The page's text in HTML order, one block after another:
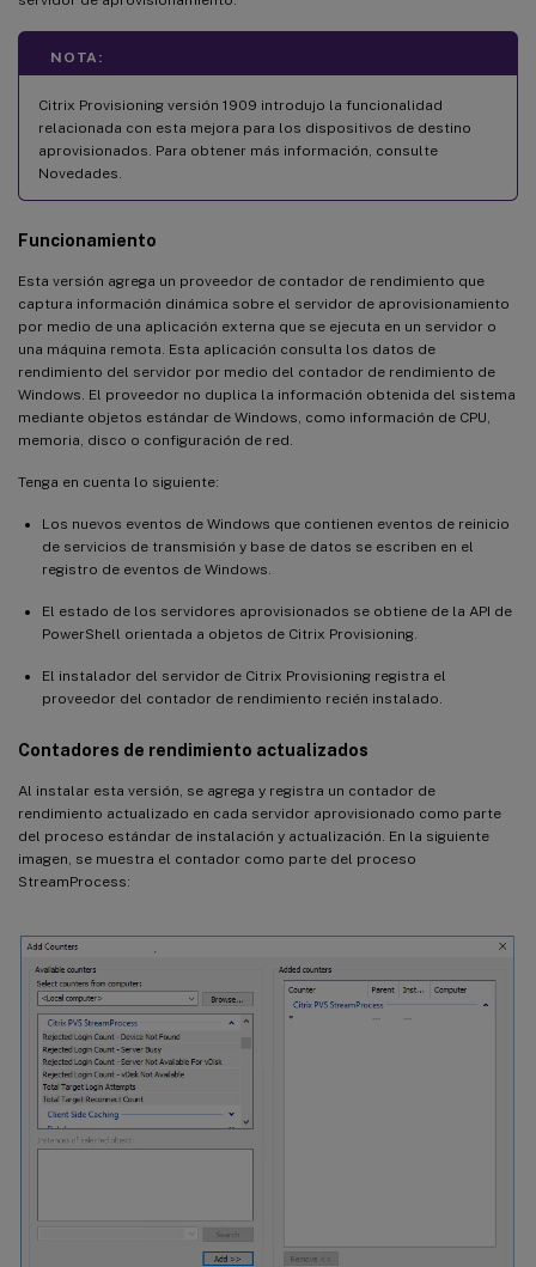
NOTA:
Citrix Provisioning versión 1909 introdujo la funcionalidad
relacionada con esta mejora para los dispositivos de destino
aprovisionados. Para obtener más información, consulte
Novedades.
Funcionamiento
Esta versión agrega un proveedor de contador de rendimiento que
captura información dinámica sobre el servidor de aprovisionamiento
por medio de una aplicación externa que se ejecuta en un servidor o
una máquina remota. Esta aplicación consulta los datos de
rendimiento del servidor por medio del contador de rendimiento de
Windows. El proveedor no duplica la información obtenida del sistema
mediante objetos estándar de Windows, como información de CPU,
memoria, disco o configuración de red.
Tenga en cuenta lo siguiente:
Los nuevos eventos de Windows que contienen eventos de reinicio
de servicios de transmisión y base de datos se escriben en el
registro de eventos de Windows.
El estado de los servidores aprovisionados se obtiene de la API de
PowerShell orientada a objetos de Citrix Provisioning.
El instalador del servidor de Citrix Provisioning registra el
proveedor del contador de rendimiento recién instalado.
Contadores de rendimiento actualizados
Al instalar esta versión, se agrega y registra un contador de
rendimiento actualizado en cada servidor aprovisionado como parte
del proceso estándar de instalación y actualización. En la siguiente
imagen, se muestra el contador como parte del proceso
StreamProcess: